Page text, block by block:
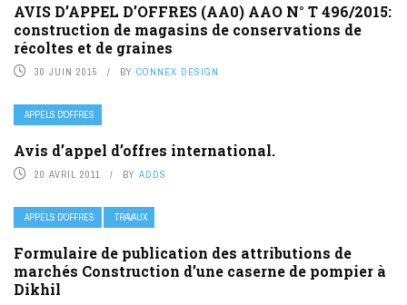
AVIS D’APPEL D’OFFRES (AA0) AAO N° T 496/2015:
construction de magasins de conservations de
récoltes et de graines
30 JUIN 2015 BY CONNEX DESIGN
APPELS D’OFFRES
Avis d’appel d’offres international.
20 AVRIL 2011 BY ADDS
APPELS D’OFFRES TRAVAUX
Formulaire de publication des attributions de
marchés Construction d’une caserne de pompier à
Dikhil